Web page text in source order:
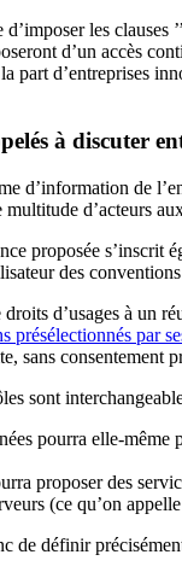
les clauses
d’un accès
part d’entreprises
à discuter
d’information de
d’acteurs
proposée
des
d’usages à un
présélectionnés par
sans consentement
sont
pourra elle-
proposer des
(ce qu’on
de définir